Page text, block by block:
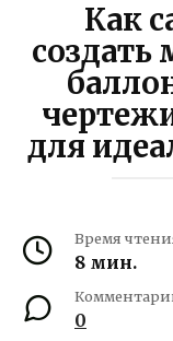
Как
создать
для
Время
8 мин.
0